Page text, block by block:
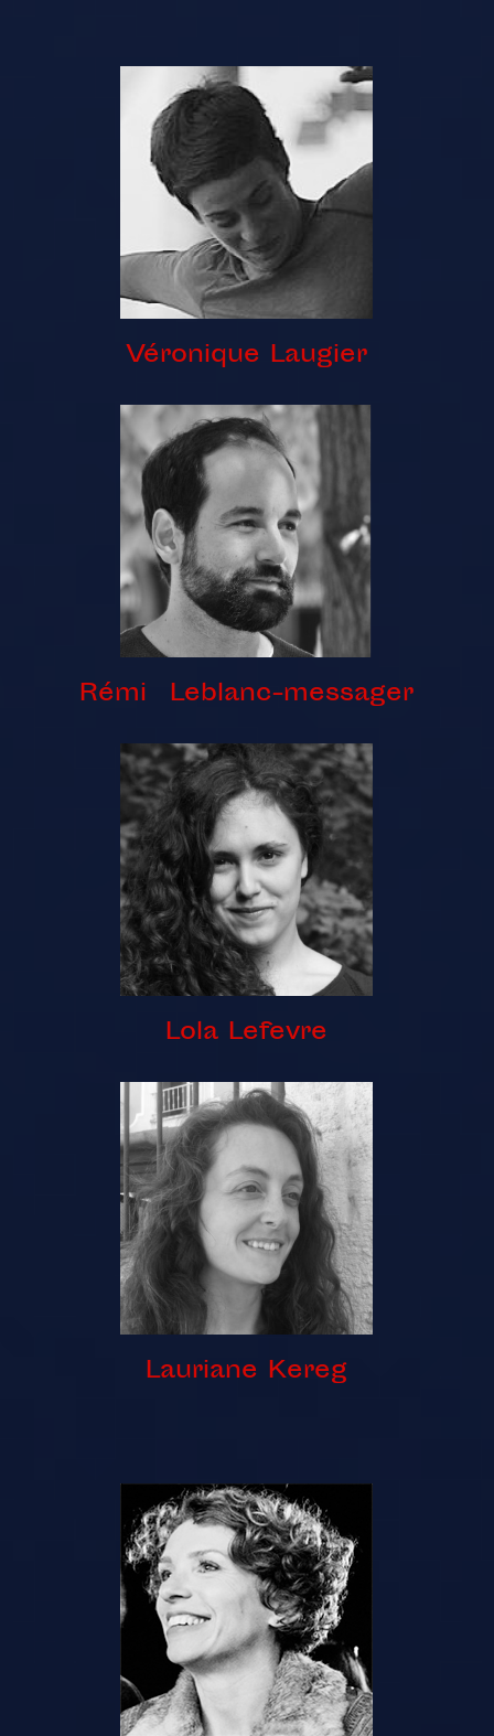
Véronique Laugier
Rémi Leblanc-messager
Lola Lefevre
Lauriane Kereg